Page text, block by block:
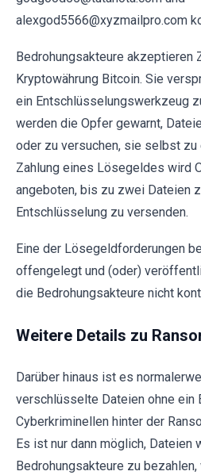
alexgod5566@xyzmailpro.com
Bedrohungsakteure akzeptieren
Kryptowährung Bitcoin. Sie
ein Entschlüsselungswerkzeug
werden die Opfer gewarnt,
oder zu versuchen, sie selbst
Zahlung eines Lösegeldes wird
angeboten, bis zu zwei Dateien
Entschlüsselung zu versenden.
Eine der Lösegeldforderungen
offengelegt und (oder)
die Bedrohungsakteure nicht
Weitere Details zu
Darüber hinaus ist es
verschlüsselte Dateien ohne ein
Cyberkriminellen hinter der
Es ist nur dann möglich, Dateien
Bedrohungsakteure zu